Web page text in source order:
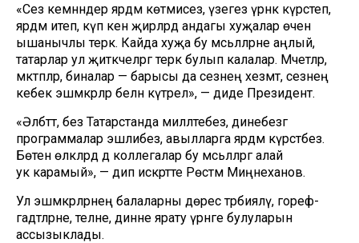
«Сез кемнәндер ярдәм көтмисез, үзегез үрнәк күрсәтеп,
ярдәм итеп, күп кенә җирләрдә андагы хуҗалар өчен
ышанычлы терәк. Кайда хуҗа бу мәсьәләләрне аңлый,
татарлар ул җитәкчеләргә терәк булып калалар. Мәчетләр,
мәктәпләр, биналар — барысы да сезнең хезмәт, сезнең
кебек эшмәкәрләр белән күтәрелә», — диде Президент.
«Әлбәттә, без Татарстанда милләтебез, динебезгә
программалар эшлибез, авылларга ярдәм күрсәтәбез.
Бөтен өлкәләрдә дә коллегалар бу мәсьәләләргә алай
ук карамый», — дип искәртте Рөстәм Миңнеханов.
Ул эшмәкәрләрнең балаларны дөрес тәрбияләү, гореф-
гадәтләрне, телне, динне ярату үрнәге булуларын
ассызыклады.